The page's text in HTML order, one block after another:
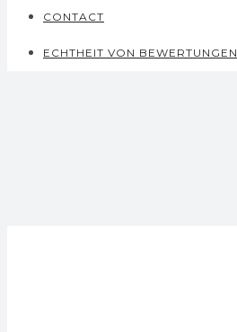
CONTACT
ECHTHEIT VON BEWERTUNGEN